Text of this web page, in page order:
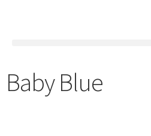
Baby Blue